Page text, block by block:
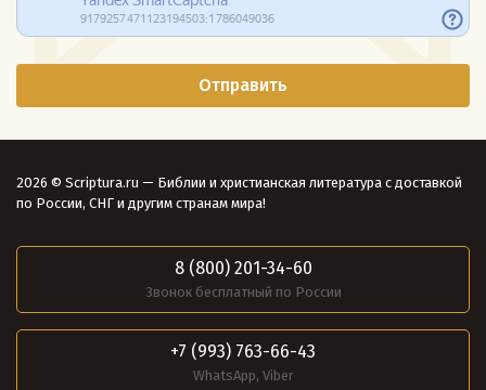
2026 © Scriptura.ru — Библии и христианская литература с доставкой
по России, СНГ и другим странам мира!
8 (800) 201-34-60
Звонок бесплатный по России
+7 (993) 763-66-43
WhatsApp, Viber